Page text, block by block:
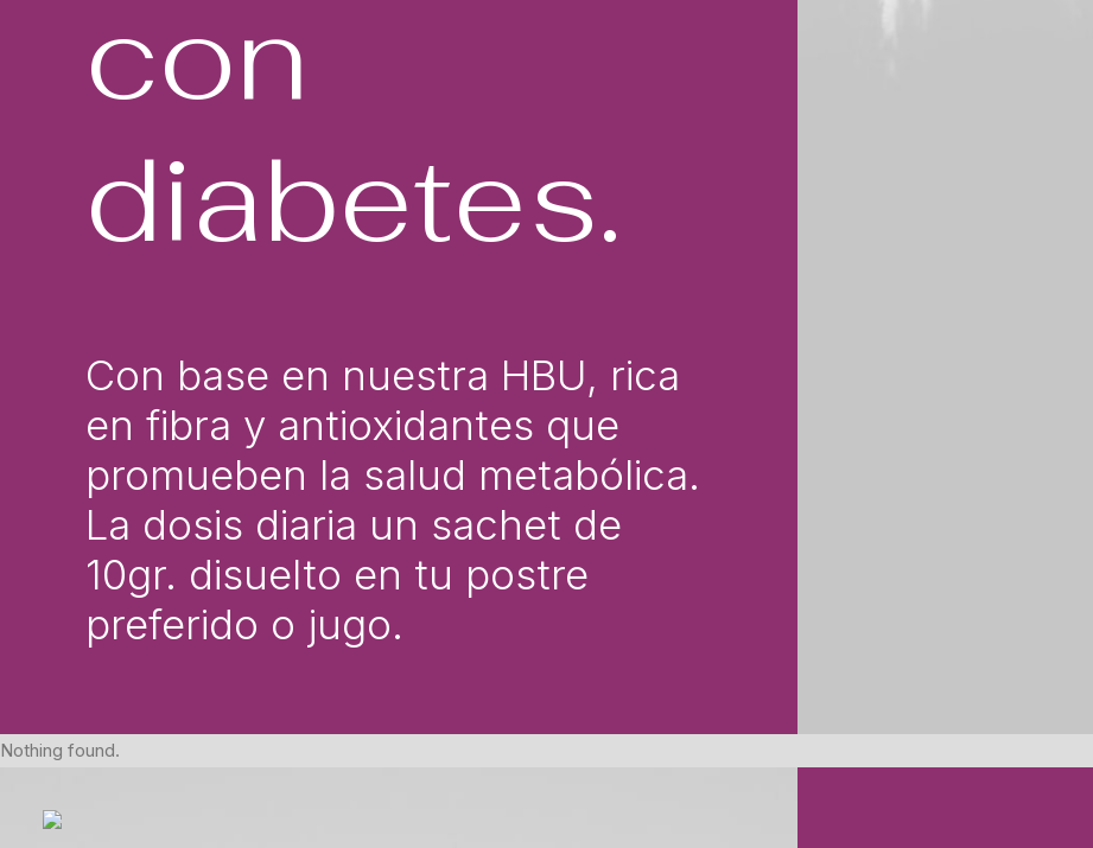
con
diabetes.
Con base en nuestra HBU, rica
en fibra y antioxidantes que
promueben la salud metabólica.
La dosis diaria un sachet de
10gr. disuelto en tu postre
preferido o jugo.
Nothing found.